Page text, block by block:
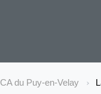
CA du Puy-en-Velay